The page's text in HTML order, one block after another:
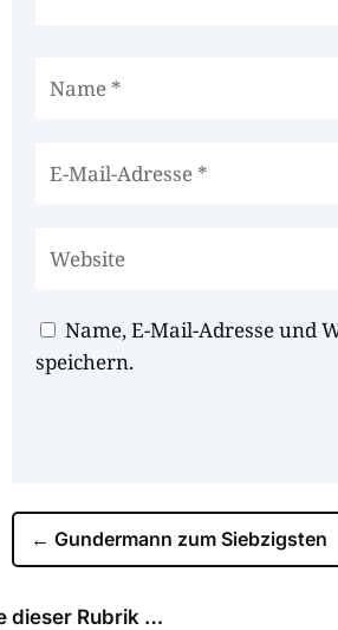
Name, E-Mail-Adresse und
speichern.
← Gundermann zum Siebzigsten
dieser Rubrik …